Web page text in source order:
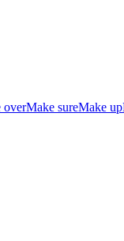
overMake sureMake up